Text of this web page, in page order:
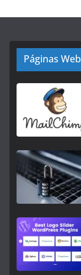
Páginas Web